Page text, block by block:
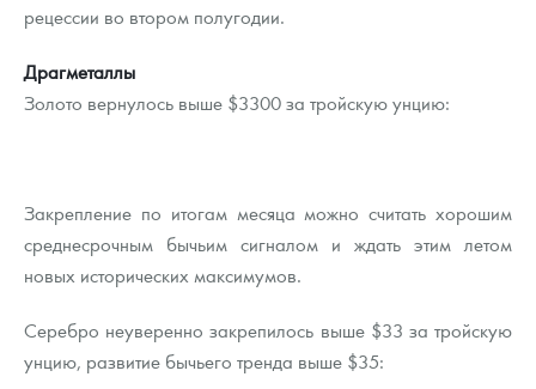
рецессии во втором полугодии.
Драгметаллы
Золото вернулось выше $3300 за тройскую унцию:
Закрепление по итогам месяца можно считать хорошим
среднесрочным бычьим сигналом и ждать этим летом
новых исторических максимумов.
Серебро неуверенно закрепилось выше $33 за тройскую
унцию, развитие бычьего тренда выше $35: